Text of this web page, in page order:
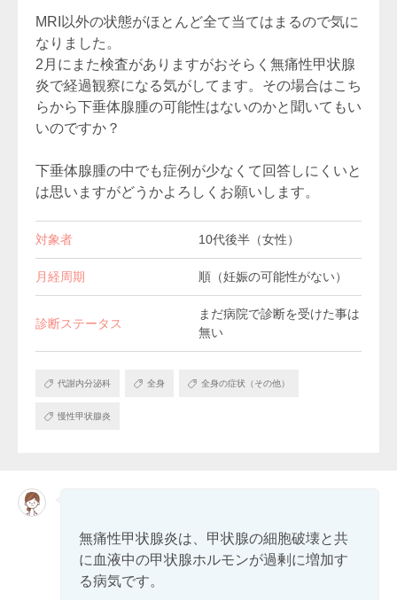
MRI以外の状態がほとんど全て当てはまるので気に
なりました。
2月にまた検査がありますがおそらく無痛性甲状腺
炎で経過観察になる気がしてます。その場合はこち
らから下垂体腺腫の可能性はないのかと聞いてもい
いのですか？
下垂体腺腫の中でも症例が少なくて回答しにくいと
は思いますがどうかよろしくお願いします。
対象者 10代後半（女性）
月経周期 順（妊娠の可能性がない）
診断ステータス
まだ病院で診断を受けた事は
無い
代謝内分泌科 全身 全身の症状（その他）
慢性甲状腺炎
無痛性甲状腺炎は、甲状腺の細胞破壊と共
に血液中の甲状腺ホルモンが過剰に増加す
る病気です。